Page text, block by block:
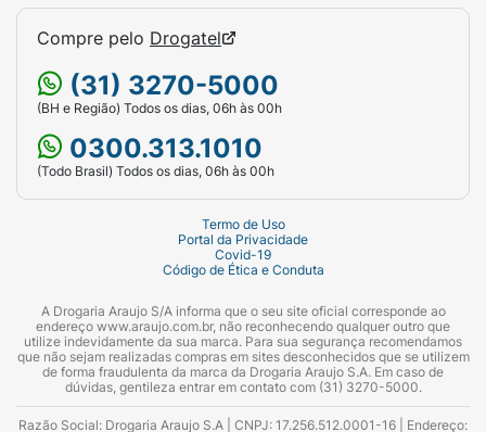
Compre pelo Drogatel
(31) 3270-5000
(BH e Região) Todos os dias, 06h às 00h
0300.313.1010
(Todo Brasil) Todos os dias, 06h às 00h
Termo de Uso
Portal da Privacidade
Covid-19
Código de Ética e Conduta
A Drogaria Araujo S/A informa que o seu site oficial corresponde ao
endereço www.araujo.com.br, não reconhecendo qualquer outro que
utilize indevidamente da sua marca. Para sua segurança recomendamos
que não sejam realizadas compras em sites desconhecidos que se utilizem
de forma fraudulenta da marca da Drogaria Araujo S.A. Em caso de
dúvidas, gentileza entrar em contato com (31) 3270-5000.
Razão Social: Drogaria Araujo S.A | CNPJ: 17.256.512.0001-16 | Endereço: